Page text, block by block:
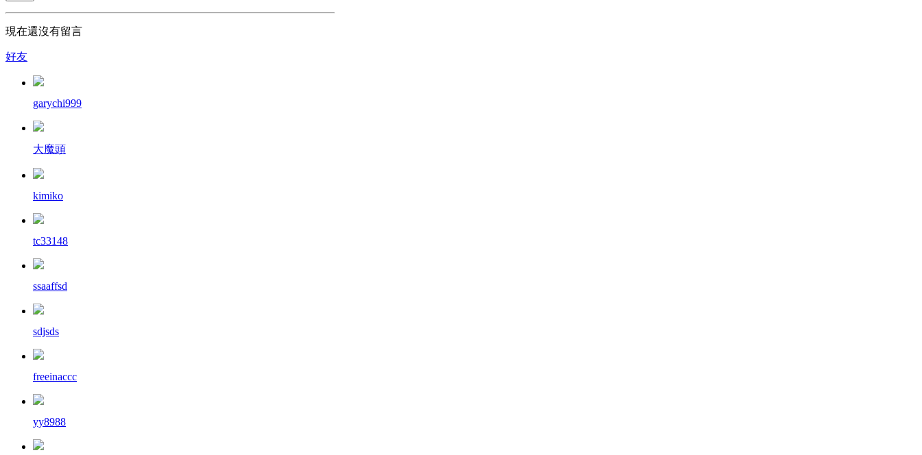
現在還沒有留言
好友
garychi999
大魔頭
kimiko
tc33148
ssaaffsd
sdjsds
freeinaccc
yy8988